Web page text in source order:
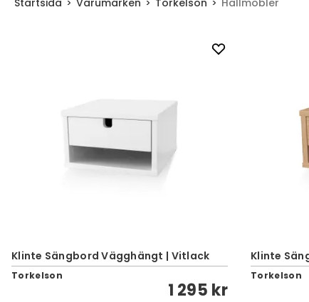
Startsida Varumärken Torkelson Hallmöbler
Klinte Sängbord Vägghängt | Vitlack
Torkelson
1 295 kr
Klinte
Torkelson